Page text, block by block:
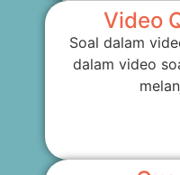
Video
Soal dalam
dalam video